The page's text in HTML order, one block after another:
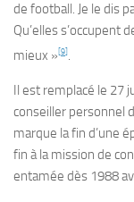
de football. Je le dis
Qu’elles s’occupent
mieux »[9].
Il est remplacé le 27
conseiller personnel
marque la fin d’une
fin à la mission de
entamée dès 1988